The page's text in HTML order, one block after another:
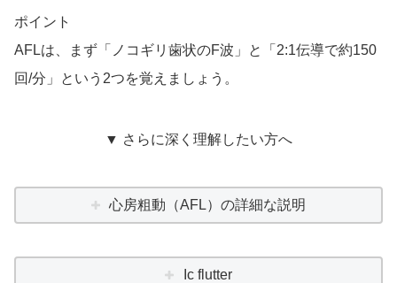
ポイント
AFLは、まず「ノコギリ歯状のF波」と「2:1伝導で約150
回/分」という2つを覚えましょう。
▼ さらに深く理解したい方へ
心房粗動（AFL）の詳細な説明
Ic flutter